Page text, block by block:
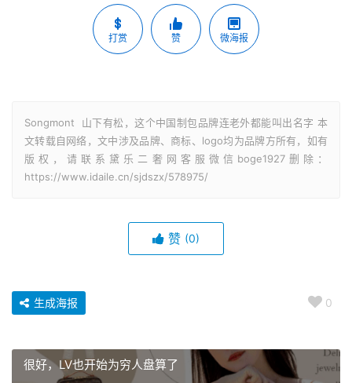
打赏 赞 微海报
Songmont 山下有松，这个中国制包品牌连老外都能叫出名字 本
文转载自网络，文中涉及品牌、商标、logo均为品牌方所有，如有
版权，请联系黛乐二奢网客服微信boge1927删除：
https://www.idaile.cn/sjdszx/578975/
赞 (0)
0
生成海报
很好，LV也开始为穷人盘算了